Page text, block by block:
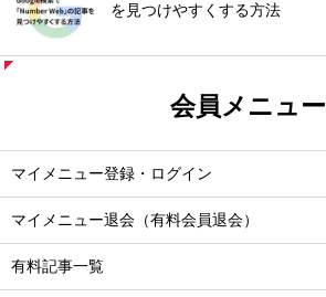
を見つけやすくする方法
会員メニュー
マイメニュー登録・ログイン
マイメニュー退会（有料会員退会）
有料記事一覧